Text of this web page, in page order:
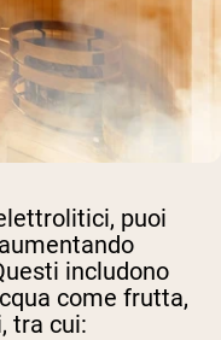
puoi
includono
come frutta,
tra cui: